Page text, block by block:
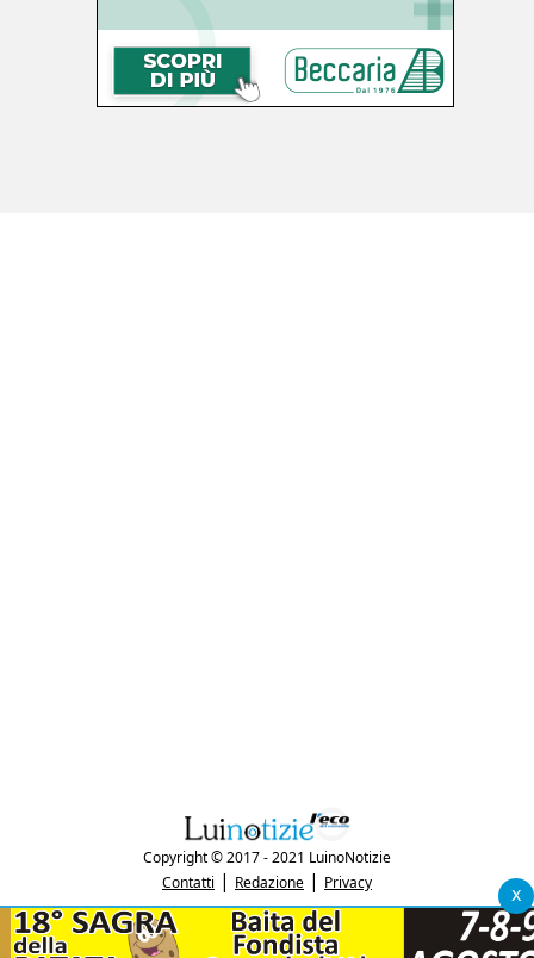
x
Copyright © 2017 - 2021 LuinoNotizie
Contatti | Redazione | Privacy
"Luinonotizie.it è una testata giornalistica iscritta al Registro Stampa del
tribunale di Varese al n. 5/2017 in data 29/6/2017"